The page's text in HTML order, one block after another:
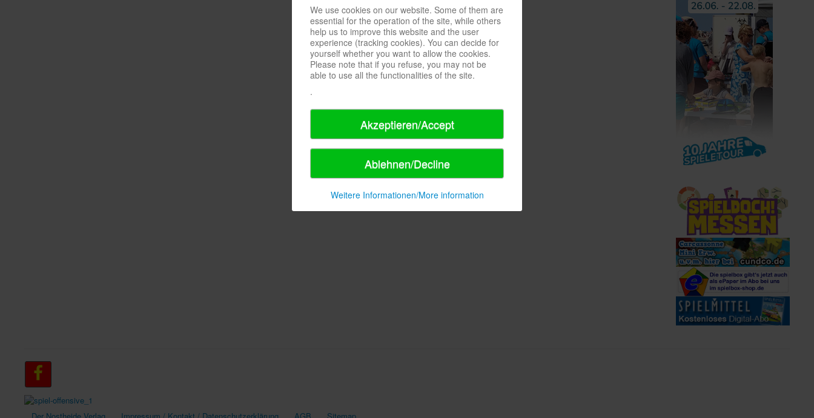
Der Nostheide Verlag Impressum / Kontakt / Datenschutzerklärung AGB Sitemap
We use cookies on our website. Some of them are
essential for the operation of the site, while others
help us to improve this website and the user
experience (tracking cookies). You can decide for
yourself whether you want to allow the cookies.
Please note that if you refuse, you may not be
able to use all the functionalities of the site.
.
Akzeptieren/Accept
Ablehnen/Decline
Weitere Informationen/More information